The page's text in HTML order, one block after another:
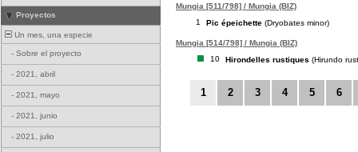
Proyectos
Un mes, una especie
- Sobre el proyecto
- 2021, abril
- 2021, mayo
- 2021, junio
- 2021, julio
Mungia [511/798] / Mungia (BIZ)
1
Pic épeichette (Dryobates minor)
Mungia [514/798] / Mungia (BIZ)
10
Hirondelles rustiques (Hirundo
1 2 3 4 5 6